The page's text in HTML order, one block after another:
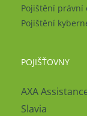
Pojištění právní
Pojištění
POJIŠŤOVNY
AXA
Slavia